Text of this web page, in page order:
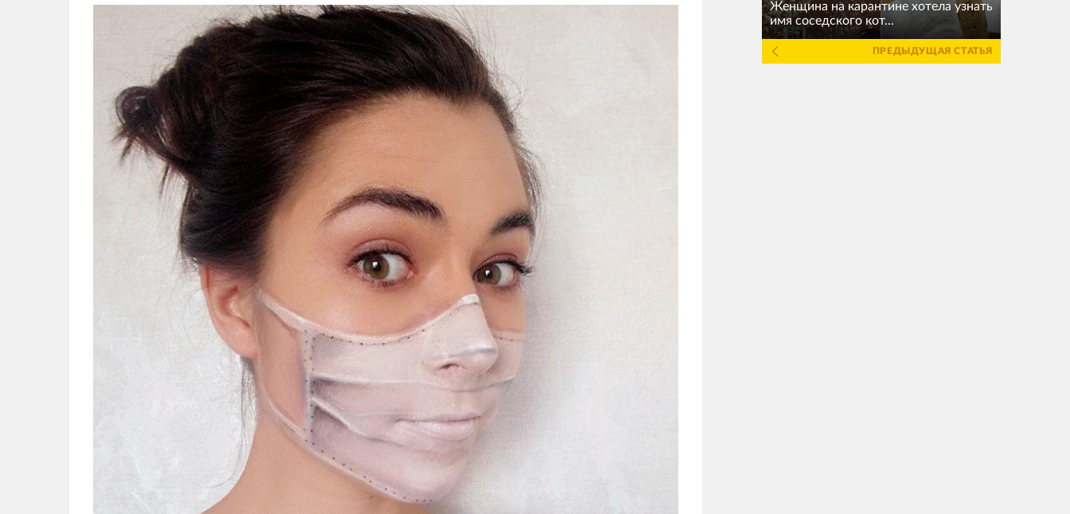
Женщина на карантине хотела узнать
имя соседского кот...
ПРЕДЫДУЩАЯ СТАТЬЯ